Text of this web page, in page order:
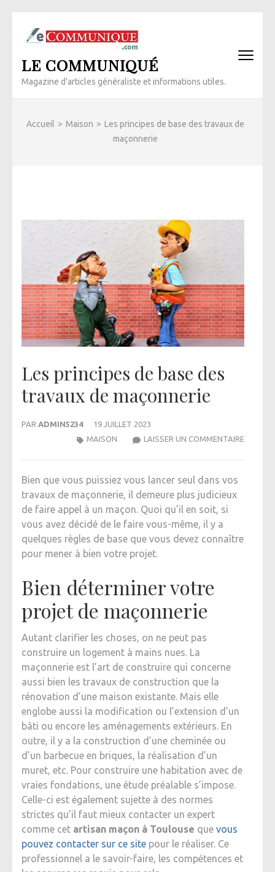
(Pressez
Entrée)
LE COMMUNIQUÉ
Magazine d'articles généraliste et informations utiles.
Accueil > Maison > Les principes de base des travaux de
maçonnerie
Les principes de base des
travaux de maçonnerie
PAR ADMIN5234
19 JUILLET 2023
LAISSER UN COMMENTAIRELES
MAISON
Bien que vous puissiez vous lancer seul dans vos
travaux de maçonnerie, il demeure plus judicieux
de faire appel à un maçon. Quoi qu’il en soit, si
vous avez décidé de le faire vous-même, il y a
quelques règles de base que vous devez connaître
pour mener à bien votre projet.
Bien déterminer votre
projet de maçonnerie
Autant clarifier les choses, on ne peut pas
construire un logement à mains nues. La
maçonnerie est l’art de construire qui concerne
aussi bien les travaux de construction que la
rénovation d’une maison existante. Mais elle
englobe aussi la modification ou l’extension d’un
bâti ou encore les aménagements extérieurs. En
outre, il y a la construction d’une cheminée ou
d’un barbecue en briques, la réalisation d’un
muret, etc. Pour construire une habitation avec de
vraies fondations, une étude préalable s’impose.
Celle-ci est également sujette à des normes
strictes qu’il faut mieux contacter un expert
comme cet artisan maçon à Toulouse que vous
pouvez contacter sur ce site pour le réaliser. Ce
professionnel a le savoir-faire, les compétences et